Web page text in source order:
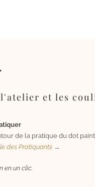
et les
de la pratique du dot
des Pratiquants →
en un clic.